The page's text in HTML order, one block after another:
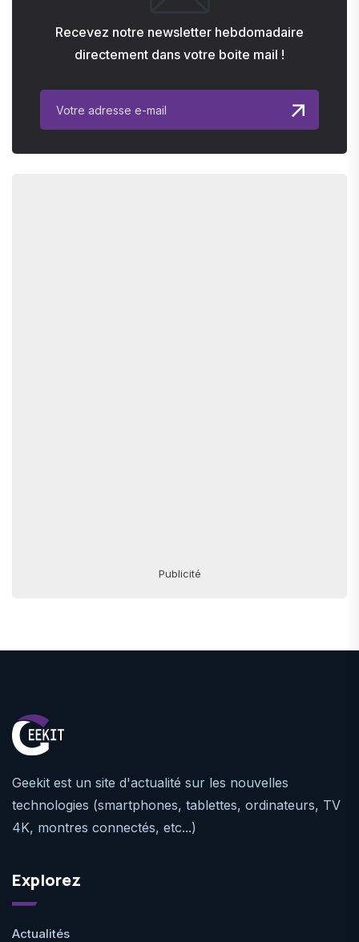
Recevez notre newsletter hebdomadaire
directement dans votre boite mail !
Publicité
Geekit est un site d'actualité sur les nouvelles
technologies (smartphones, tablettes, ordinateurs, TV
4K, montres connectés, etc...)
Explorez
Actualités